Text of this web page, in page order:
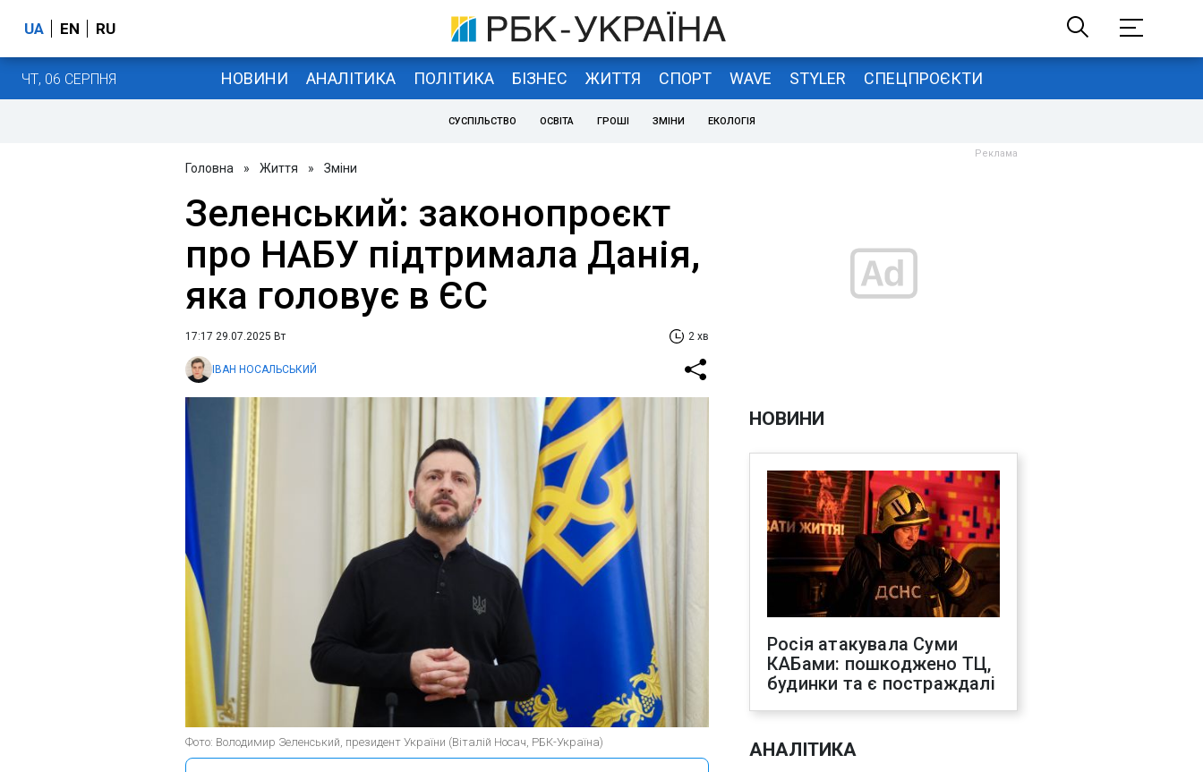
UA EN RU
ЧТ, 06 СЕРПНЯ НОВИНИ АНАЛІТИКА ПОЛІТИКА БІЗНЕС ЖИТТЯ СПОРТ WAVE STYLER СПЕЦПРОЄКТИ
СУСПІЛЬСТВО ОСВІТА ГРОШІ ЗМІНИ ЕКОЛОГІЯ
Головна » Життя » Зміни
Зеленський: законопроєкт
про НАБУ підтримала Данія,
яка головує в ЄС
17:17 29.07.2025 Вт 2 хв
ІВАН НОСАЛЬСЬКИЙ
Фото: Володимир Зеленський, президент України (Віталій Носач, РБК-Україна)
НОВИНИ
Росія атакувала Суми
КАБами: пошкоджено ТЦ,
будинки та є постраждалі
АНАЛІТИКА